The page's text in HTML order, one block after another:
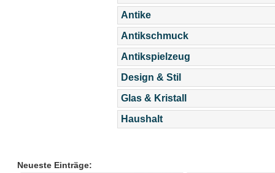
Antike
Antikschmuck
Antikspielzeug
Design & Stil
Glas & Kristall
Haushalt
Neueste Einträge: